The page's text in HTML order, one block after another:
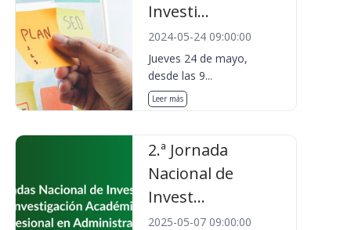
Investi...
2024-05-24 09:00:00
Jueves 24 de mayo,
desde las 9...
Leer más
2.ª Jornada
Nacional de
Invest...
2025-05-07 09:00:00